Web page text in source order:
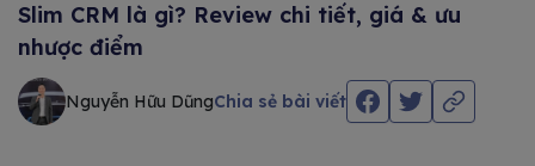
Slim CRM là gì? Review chi tiết, giá & ưu
nhược điểm
Nguyễn Hữu DũngChia sẻ bài viết